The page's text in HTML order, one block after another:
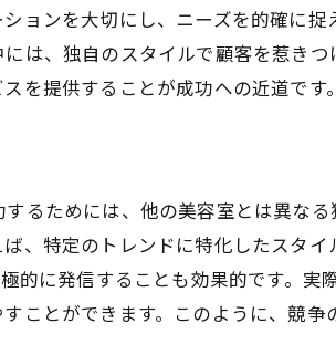
プロモーション
ビジネスモデル
る美容室営業術
テクニック
客戦略
用法
の関係構築
ョンを大切にし、ニーズを的確に
は、独自のスタイルで顧客を惹き
を提供することが成功への近道です。
るためには、他の美容室とは異な
、特定のトレンドに特化したスタ
に発信することも効果的です。実
ことができます。このように、競